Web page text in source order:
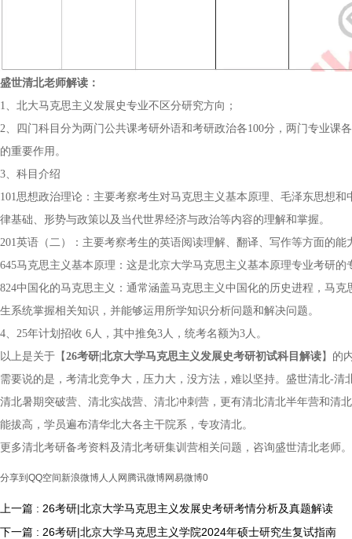
盛世清北老师解读：
1、北大马克思主义发展史专业不区分研究方向；
2、四门科目分为两门公共课考研外语和考研政治各100分，两门专业课
的重要作用。
3、科目介绍
101思想政治理论：主要考察考生对马克思主义基本原理、毛泽东思想
律基础、形势与政策以及当代世界经济与政治等内容的理解和掌握。
201英语（二）：主要考察考生的英语阅读理解、翻译、写作等方面的能
645马克思主义基本原理：这是北京大学马克思主义基本原理专业考研
824中国化的马克思主义：通常涵盖马克思主义中国化的历史进程，马
生系统掌握相关知识，并能够运用所学知识分析问题和解决问题。
4、25年计划招收 6人，其中推免3人，统考名额为3人。
以上是关于【26考研|北京大学马克思主义发展史考研初试科目解读】的
需要说的是，考清北竞争大，压力大，没方法，难以坚持。盛世清北-
清北暑期突破营、清北实战营、清北冲刺营，更有清北清北半年营和清
能拔高，学员遍布清华北大各主干院系，专攻清北。
更多清北考研备考资料及清北考研集训营相关问题，咨询盛世清北老师。
分享到 QQ空间 新浪微博人人网 腾讯微博网易微博0
上一篇 : 26考研|北京大学马克思主义发展史考研考情分析及真题解读
下一篇 : 26考研|北京大学马克思主义学院2024年硕士研究生复试指南